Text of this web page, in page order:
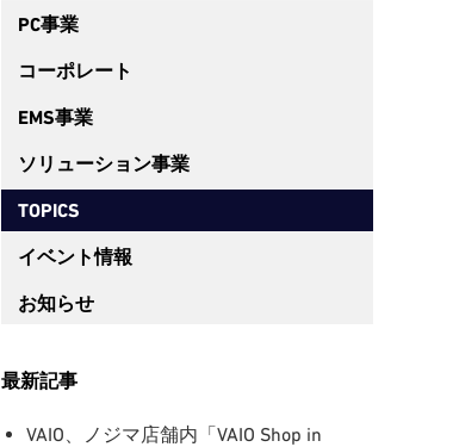
PC事業
コーポレート
EMS事業
ソリューション事業
TOPICS
イベント情報
お知らせ
最新記事
VAIO、ノジマ店舗内「VAIO Shop in